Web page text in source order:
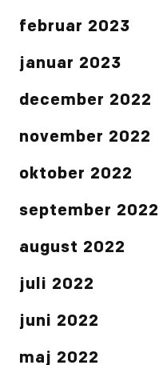
februar 2023
januar 2023
december 2022
november 2022
oktober 2022
september 2022
august 2022
juli 2022
juni 2022
maj 2022